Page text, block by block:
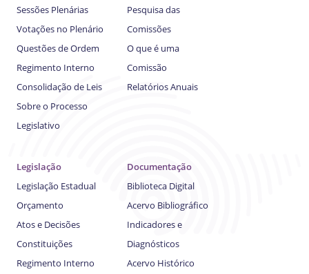
Sessões Plenárias
Votações no Plenário
Questões de Ordem
Regimento Interno
Consolidação de Leis
Sobre o Processo
Legislativo
Pesquisa das
Comissões
O que é uma
Comissão
Relatórios Anuais
Legislação
Legislação Estadual
Orçamento
Atos e Decisões
Constituições
Regimento Interno
Documentação
Biblioteca Digital
Acervo Bibliográfico
Indicadores e
Diagnósticos
Acervo Histórico